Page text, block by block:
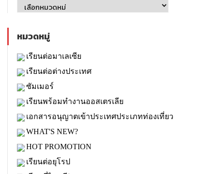
หมวดหมู่
เรียนต่อมาเลเซีย
เรียนต่อต่างประเทศ
ซัมเมอร์
เรียนพร้อมทำงานออสเตรเลีย
เอกสารอนุญาตเข้าประเทศประเภทท่องเที่ยว
WHAT'S NEW?
HOT PROMOTION
เรียนต่อยุโรป